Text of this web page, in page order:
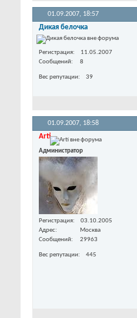
01.09.2007, 18:57
Дикая белочка
Регистрация
11.05.2007
Сообщений
8
Вес репутации 39
01.09.2007, 18:58
Arti
Администратор
Регистрация
03.10.2005
Адрес
Москва
Сообщений
29963
Вес репутации 445